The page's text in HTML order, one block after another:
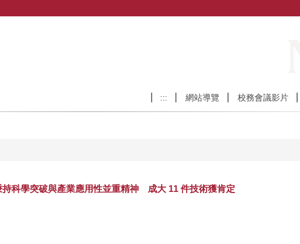
:::
網站導覽 校務會議影片
科學突破與產業應用性並重精神 成大 11 件技術獲肯定